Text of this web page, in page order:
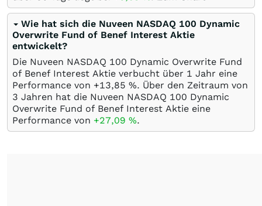
Wie hat sich die Nuveen NASDAQ 100 Dynamic
Overwrite Fund of Benef Interest Aktie
entwickelt?
Die Nuveen NASDAQ 100 Dynamic Overwrite Fund
of Benef Interest Aktie verbucht über 1 Jahr eine
Performance von +13,85 %. Über den Zeitraum von
3 Jahren hat die Nuveen NASDAQ 100 Dynamic
Overwrite Fund of Benef Interest Aktie eine
Performance von +27,09 %.